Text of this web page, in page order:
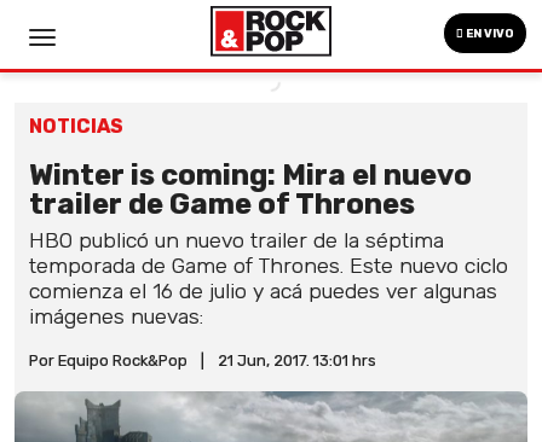
EN VIVO
NOTICIAS
Winter is coming: Mira el nuevo
trailer de Game of Thrones
HBO publicó un nuevo trailer de la séptima
temporada de Game of Thrones. Este nuevo ciclo
comienza el 16 de julio y acá puedes ver algunas
imágenes nuevas:
Por Equipo Rock&Pop 21 Jun, 2017. 13:01 hrs